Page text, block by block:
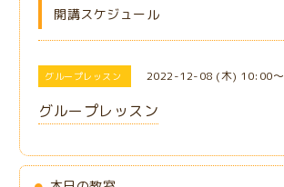
開講スケジュール
グループレッスン 2022-12-08 (木) 10:00～
グループレッスン